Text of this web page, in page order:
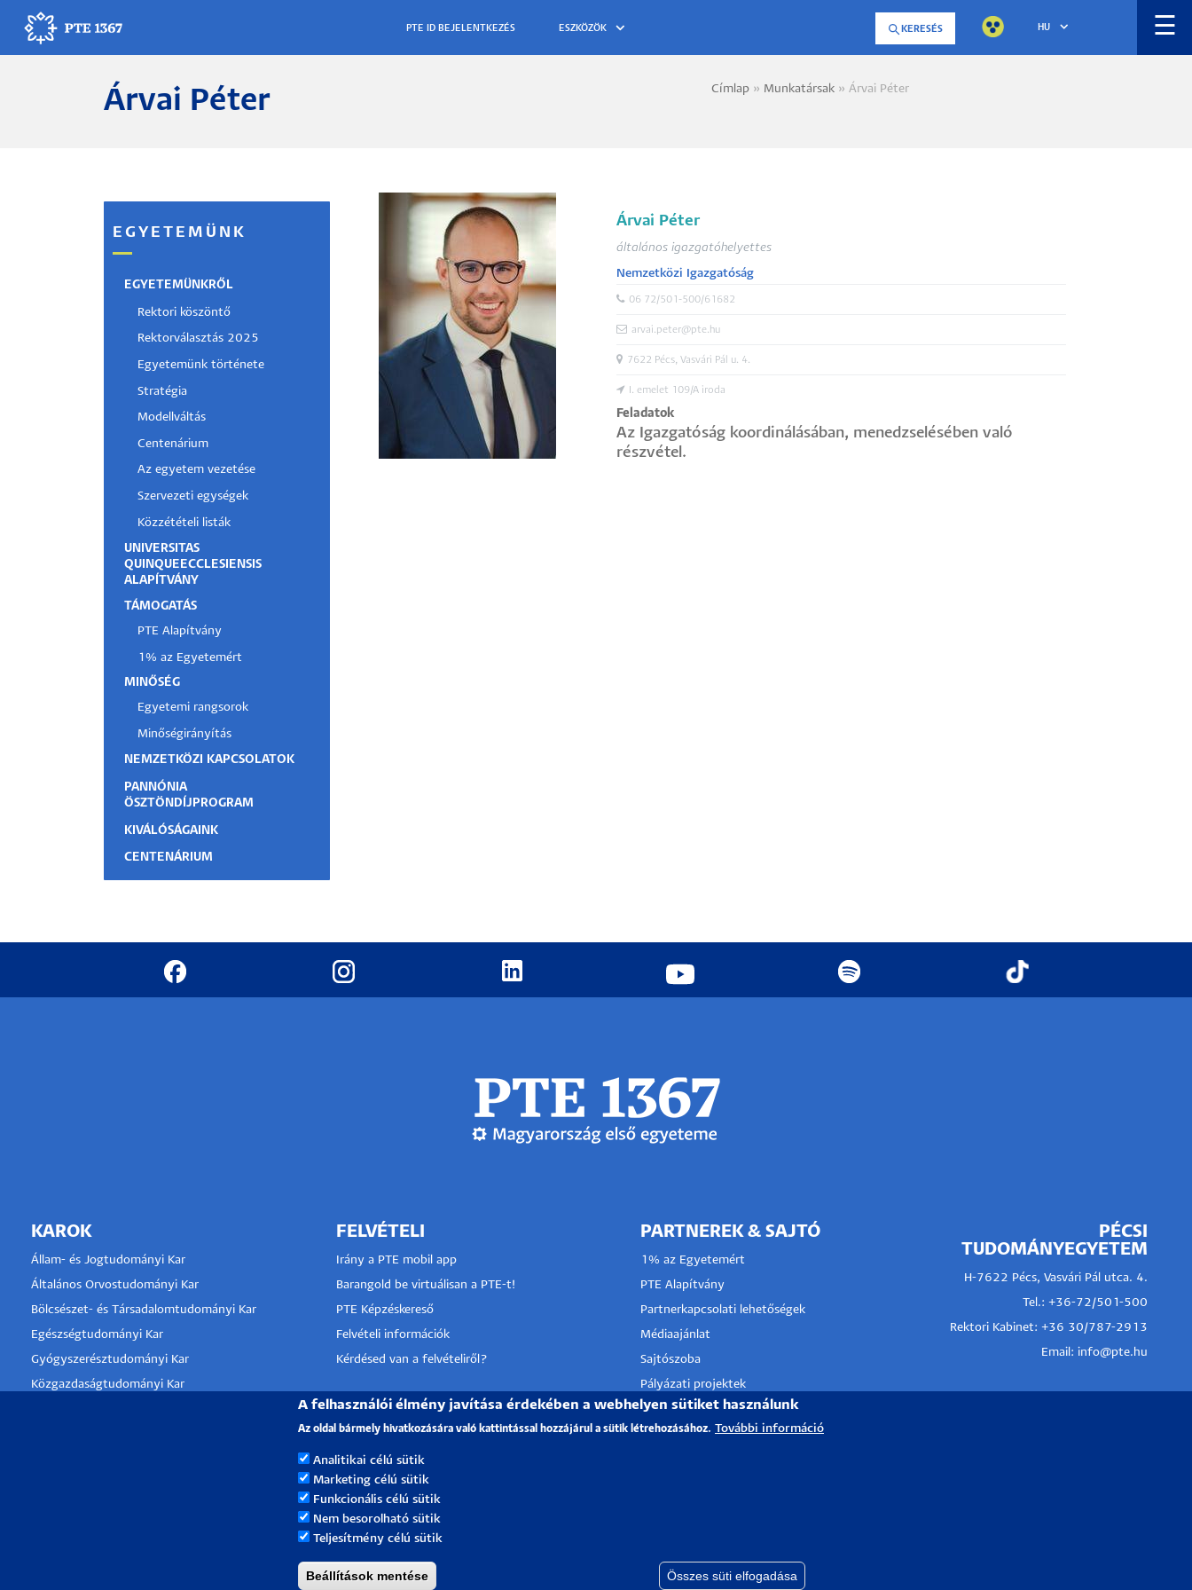
tartalomra
ESZKÖZÖK KERESÉS HU ☰
Egyetemünk
Gyógyítás
Egyetemi élet
Adminisztráció
Munkatársak
Felvételizők
Árvai Péter Morzsa
Címlap Munkatársak Árvai Péter
EGYETEMÜNK
EGYETEMÜNKRŐL
Rektori köszöntő
Rektorválasztás 2025
Egyetemünk története
Stratégia
Modellváltás
Centenárium
Az egyetem vezetése
Szervezeti egységek
Közzétételi listák
UNIVERSITAS
QUINQUEECCLESIENSIS
ALAPÍTVÁNY
TÁMOGATÁS
PTE Alapítvány
1% az Egyetemért
MINŐSÉG
Egyetemi rangsorok
Minőségirányítás
NEMZETKÖZI KAPCSOLATOK
PANNÓNIA
ÖSZTÖNDÍJPROGRAM
KIVÁLÓSÁGAINK
CENTENÁRIUM
Árvai Péter
általános igazgatóhelyettes
Nemzetközi Igazgatóság
06 72/501-500/61682
arvai.peter@pte.hu
7622 Pécs, Vasvári Pál u. 4.
I. emelet 109/A iroda
Feladatok
Az Igazgatóság koordinálásában, menedzselésében való
részvétel.
KAROK
Állam- és Jogtudományi Kar
Általános Orvostudományi Kar
Bölcsészet- és Társadalomtudományi Kar
Egészségtudományi Kar
Gyógyszerésztudományi Kar
Közgazdaságtudományi Kar
FELVÉTELI
Irány a PTE mobil app
Barangold be virtuálisan a PTE-t!
PTE Képzéskereső
Felvételi információk
Kérdésed van a felvételiről?
KLINIKAI KÖZPONT
PARTNEREK & SAJTÓ
1% az Egyetemért
PTE Alapítvány
Partnerkapcsolati lehetőségek
Médiaajánlat
Sajtószoba
Pályázati projektek
HRS4R
PÉCSI
TUDOMÁNYEGYETEM
H-7622 Pécs, Vasvári Pál utca. 4.
Tel.: +36-72/501-500
Rektori Kabinet: +36 30/787-2913
Email: info@pte.hu
Kancellária|Informatikai Igazgatóság
A felhasználói élmény javítása érdekében a webhelyen sütiket használunk
Az oldal bármely hivatkozására való kattintással hozzájárul a sütik létrehozásához. További információ
Analitikai célú sütik
Marketing célú sütik
Funkcionális célú sütik
Nem besorolható sütik
Teljesítmény célú sütik
Beállítások mentése Összes süti elfogadása